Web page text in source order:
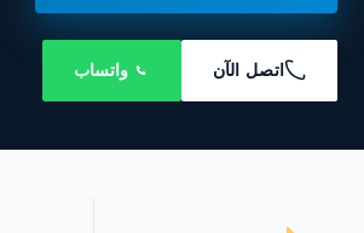
اتصل الآن واتساب